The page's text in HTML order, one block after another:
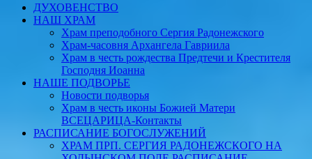
ДУХОВЕНСТВО
НАШ ХРАМ
Храм преподобного Сергия Радонежского
Храм-часовня Архангела Гавриила
Храм в честь рождества Предтечи и Крестителя
Господня Иоанна
НАШЕ ПОДВОРЬЕ
Новости подворья
Храм в честь иконы Божией Матери
ВСЕЦАРИЦА-Контакты
РАСПИСАНИЕ БОГОСЛУЖЕНИЙ
ХРАМ ПРП. СЕРГИЯ РАДОНЕЖСКОГО НА